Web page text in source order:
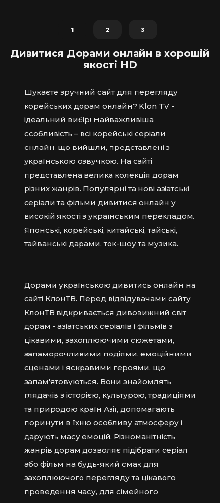
1 2 3
Дивитися Дорами онлайн в хорошій
якості HD
Шукаєте зручний сайт для перегляду
корейських дорам онлайн? Klon TV -
ідеальний вибір! Найважливіша
особливість – всі корейські серіали
онлайн, що вийшли, представлені з
українською озвучкою. На сайті
представлена ​​велика колекція дорам
різних жанрів. Популярні та нові азіатські
серіали та фільми дивитися онлайн у
високій якості з українським перекладом.
Японські, корейські, китайські, тайські,
тайванські дарами, ток-шоу та музика.
Дорами українською дивитись онлайн на
сайті КлонТВ. Перед відвідувачами сайту
КлонТВ відкривається дивовижний світ
дорам - азіатських серіалів і фільмів з
цікавими, захоплюючими сюжетами,
запаморочливими подіями, емоційними
сценами і яскравими героями, що
запам'ятовуються. Вони знайомлять
глядачів з історією, культурою, традиціями
та природою країн Азії, допомагають
поринути в їхню особливу атмосферу і
дарують масу емоцій. Різноманітність
жанрів дорам дозволяє підібрати серіал
або фільм на будь-який смак для
захоплюючого перегляду та цікавого
проведення часу, для сімейного